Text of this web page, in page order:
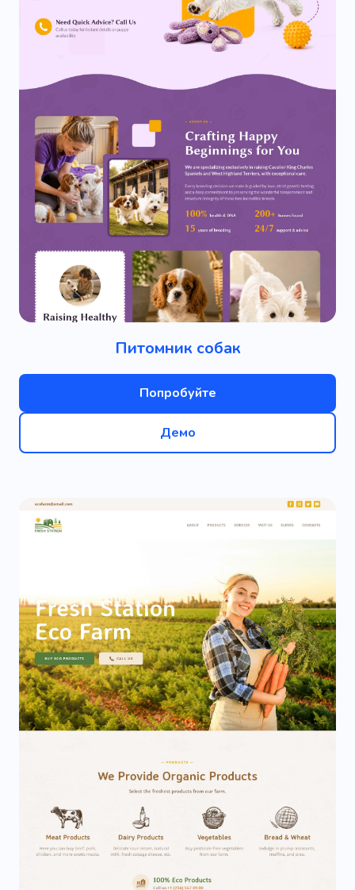
Питомник собак
Попробуйте
Демо